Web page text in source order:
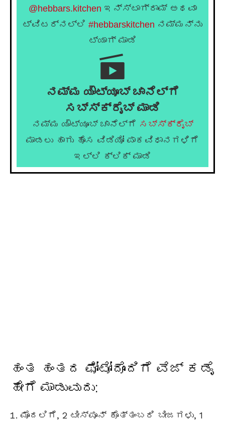
@hebbars.kitchen ಇನ್ಸ್ಟಾಗ್ರಾಮ್ ಅಥವಾ
ಟ್ವಿಟರ್‌ನಲ್ಲಿ #hebbarskitchen ನಮ್ಮನ್ನು
ಟ್ಯಾಗ್ ಮಾಡಿ
ನಮ್ಮ ಯೌಟ್ಯೂಬ್ ಚಾನೆಲ್ಗೆ
ಸಬ್ಸ್ಕ್ರೈಬ್ ಮಾಡಿ
ನಮ್ಮ ಯೌಟ್ಯೂಬ್ ಚಾನೆಲ್ಗೆ ಸಬ್ಸ್ಕ್ರೈಬ್
ಮಾಡಲು ಹಾಗು ಹೊಸ ವಿಡಿಯೋ ಪಾಕವಿಧಾನಗಳಿಗೆ
ಇಲ್ಲಿ ಕ್ಲಿಕ್ ಮಾಡಿ
ಹಂತ ಹಂತದ ಫೋಟೋದೊಂದಿಗೆ ವೆಜ್ ಕಡೈ
ಹೇಗೆ ಮಾಡುವುದು:
ಮೊದಲಿಗೆ, 2 ಟೀಸ್ಪೂನ್ ಕೊತ್ತಂಬರಿ ಬೀಜಗಳು, 1